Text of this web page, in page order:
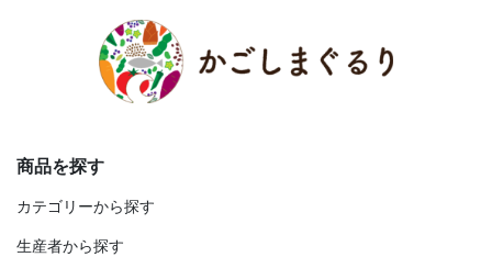
商品を探す
カテゴリーから探す
生産者から探す